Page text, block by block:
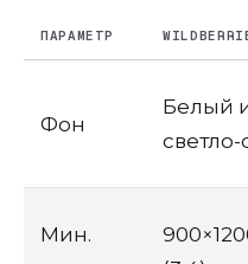
ПАРАМЕТР
Фон
Белый
Мин.